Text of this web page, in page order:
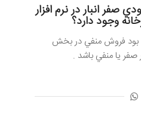
صفر انبار در نرم افزار
وجود دارد؟
بود فروش منفي در بخش
يا منفي باشد .